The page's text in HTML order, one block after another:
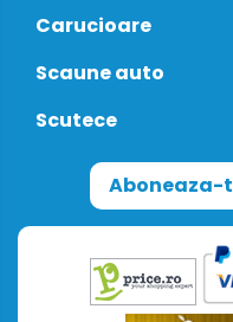
Carucioare
Scaune auto
Scutece
Aboneaza-